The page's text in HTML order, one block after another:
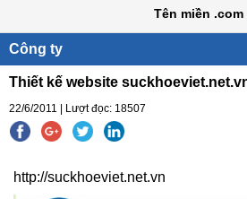
Tên miền .com
Công ty
Thiết kế website
22/6/2011 | Lượt đọc: 18507
http://suckhoeviet.net.vn